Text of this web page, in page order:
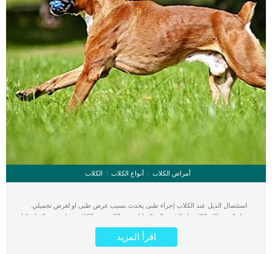
أمراض الكلاب أنواع الكلاب الكلاب
استئصال الذيل عند الكلاب إجراء طبى يحدث بسبب غرض طبى او لغرض تجميلي.
سواء كنت مالك الكلب او لا فمن المؤكد انك ترى الكثير من الكلاب بذيل غير مكتمل. اذا
كان الدافع وراء استئصال الذيل عند الكلاب هو التجميل فيكون فى هذه الحالة عملية
بسيطة لا تستدعي الألم. اما فى حالة استئصال الذيل لأسباب صحية فيكون الامر اكثر
خطورة. هناك بعض الدول تجرم عملية استئصال الذيل بهدف التجميل. اقرأ ايضا: كيفية
اقرأ المزيد